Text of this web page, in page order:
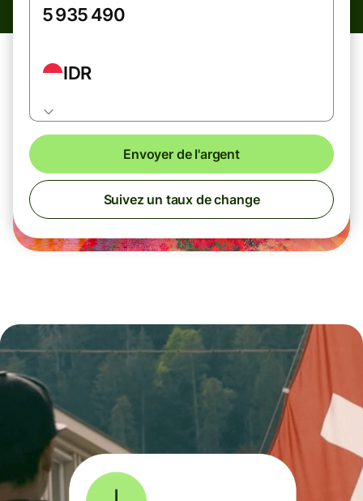
IDR
Envoyer de l'argent
Suivez un taux de change